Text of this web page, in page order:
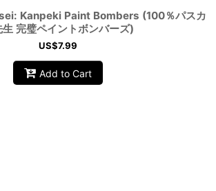
Kanpeki Paint Bombers (100％パスカ
生 完璧ペイントボンバーズ)
US$7.99
Add to Cart